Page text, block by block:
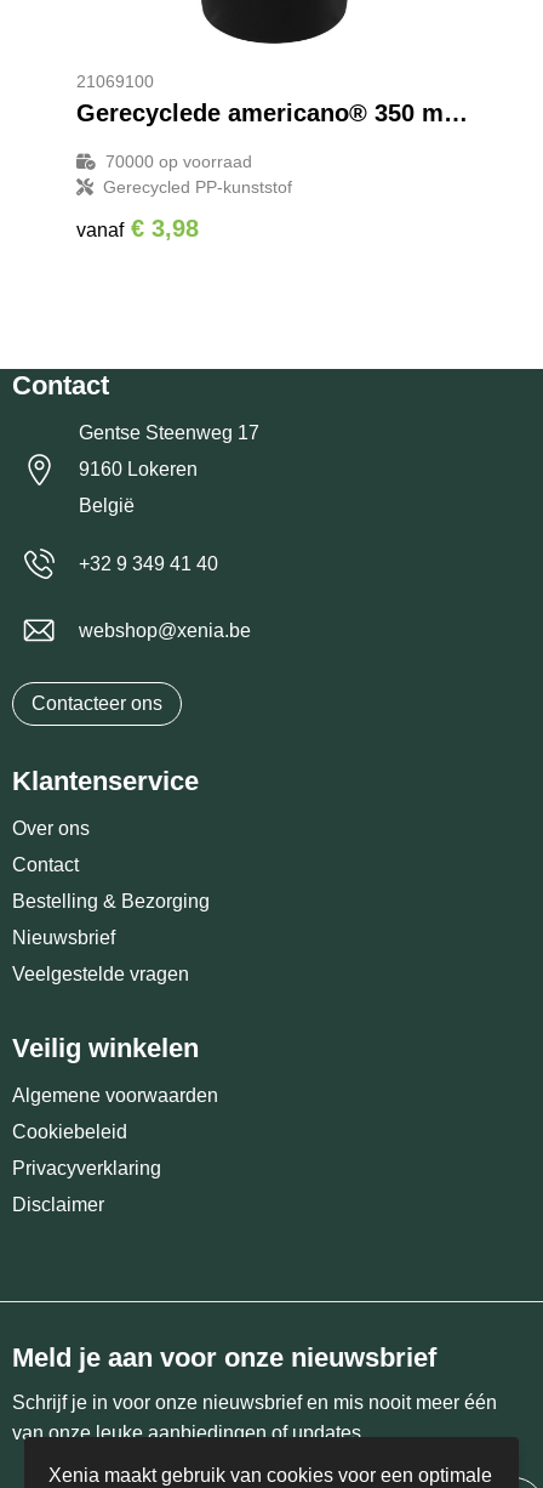
21069100
Gerecyclede americano® 350 ml geïsoleerde beker
70000op voorraad
Gerecycled PP-kunststof
vanaf € 3,98
Contact
Gentse Steenweg 17
9160 Lokeren
België
+32 9 349 41 40
webshop@xenia.be
Contacteer ons
Klantenservice
Over ons
Contact
Bestelling & Bezorging
Nieuwsbrief
Veelgestelde vragen
Veilig winkelen
Algemene voorwaarden
Cookiebeleid
Privacyverklaring
Disclaimer
Meld je aan voor onze nieuwsbrief
Schrijf je in voor onze nieuwsbrief en mis nooit meer één
van onze leuke aanbiedingen of updates.
Xenia maakt gebruik van cookies voor een optimale